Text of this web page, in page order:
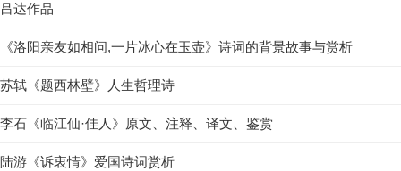
吕达作品
《洛阳亲友如相问,一片冰心在玉壶》诗词的背景故事与赏析
苏轼《题西林壁》人生哲理诗
李石《临江仙·佳人》原文、注释、译文、鉴赏
陆游《诉衷情》爱国诗词赏析